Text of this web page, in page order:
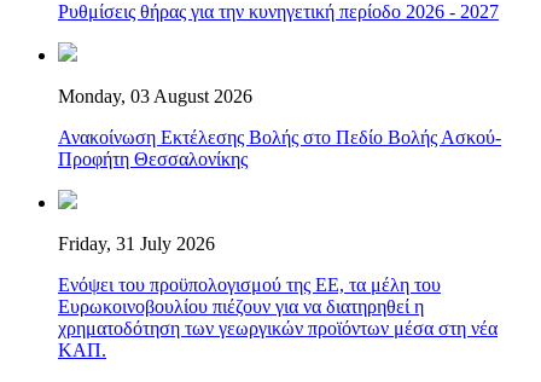
Ρυθμίσεις θήρας για την κυνηγετική περίοδο 2026 - 2027
Monday, 03 August 2026
Ανακοίνωση Εκτέλεσης Βολής στο Πεδίο Βολής Ασκού-
Προφήτη Θεσσαλονίκης
Friday, 31 July 2026
Ενόψει του προϋπολογισμού της ΕΕ, τα μέλη του
Ευρωκοινοβουλίου πιέζουν για να διατηρηθεί η
χρηματοδότηση των γεωργικών προϊόντων μέσα στη νέα
ΚΑΠ.